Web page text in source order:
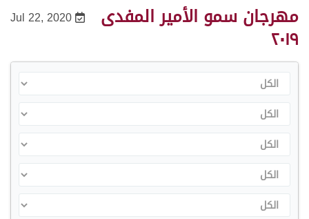
Jul 22, 2020 مهرجان سمو الأمير المفدى
٢٠١٩
الكل
الكل
الكل
الكل
الكل